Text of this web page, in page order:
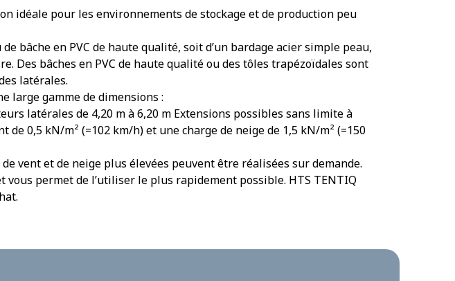
idéale pour les environnements de stockage et de production peu
bâche en PVC de haute qualité, soit d’un bardage acier simple peau,
Des bâches en PVC de haute qualité ou des tôles trapézoïdales sont
latérales.
large gamme de dimensions :
latérales de 4,20 m à 6,20 m Extensions possibles sans limite à
de 0,5 kN/m² (=102 km/h) et une charge de neige de 1,5 kN/m² (=150
vent et de neige plus élevées peuvent être réalisées sur demande.
vous permet de l’utiliser le plus rapidement possible. HTS TENTIQ